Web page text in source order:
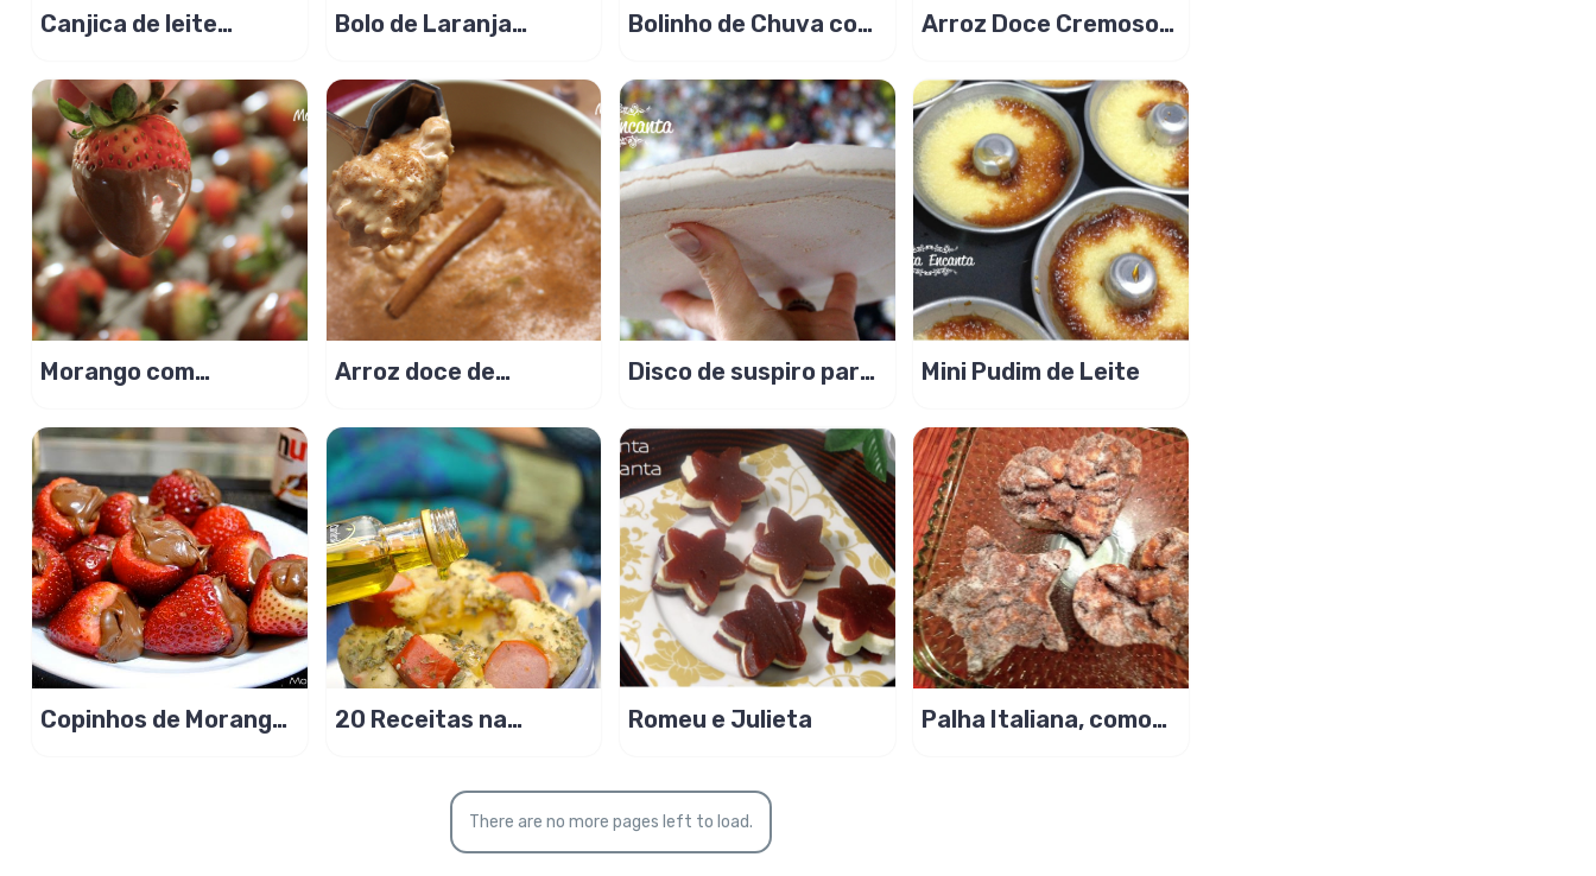
Canjica de leite
coco, munguzá!
Bolo de Laranja
laranja
Bolinho de Chuva com
fofinho!
Arroz Doce Cremoso
Condensado!
Morango com
Chocolate
Arroz doce de
Disco de suspiro para
CAKE!
Mini Pudim de Leite
Copinhos de Morango
20 Receitas na
Romeu e Julieta
Palha Italiana, como
There are no more pages left to load.